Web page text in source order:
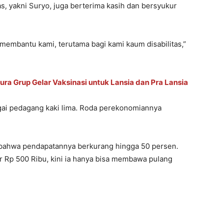
yakni Suryo, juga berterima kasih dan bersyukur
kami, terutama bagi kami kaum disabilitas,”
Grup Gelar Vaksinasi untuk Lansia dan Pra Lansia
pedagang kaki lima. Roda perekonomiannya
pendapatannya berkurang hingga 50 persen.
500 Ribu, kini ia hanya bisa membawa pulang